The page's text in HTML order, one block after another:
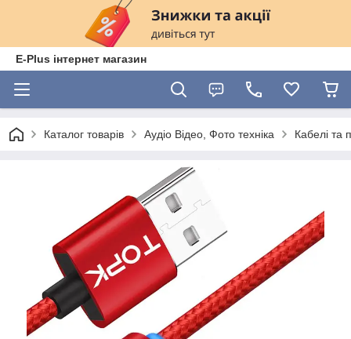
E-Plus інтернет магазин
Каталог товарів Аудіо Відео, Фото техніка Кабелі та